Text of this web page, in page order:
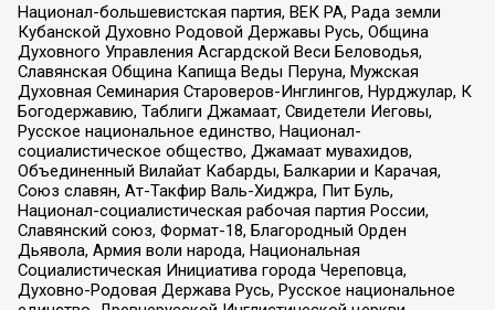
Национал-большевистская партия, ВЕК РА, Рада земли
Кубанской Духовно Родовой Державы Русь, Община
Духовного Управления Асгардской Веси Беловодья,
Славянская Община Капища Веды Перуна, Мужская
Духовная Семинария Староверов-Инглингов, Нурджулар, К
Богодержавию, Таблиги Джамаат, Свидетели Иеговы,
Русское национальное единство, Национал-
социалистическое общество, Джамаат мувахидов,
Объединенный Вилайат Кабарды, Балкарии и Карачая,
Союз славян, Ат-Такфир Валь-Хиджра, Пит Буль,
Национал-социалистическая рабочая партия России,
Славянский союз, Формат-18, Благородный Орден
Дьявола, Армия воли народа, Национальная
Социалистическая Инициатива города Череповца,
Духовно-Родовая Держава Русь, Русское национальное